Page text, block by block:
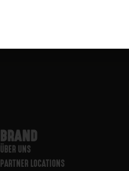
BRAND
ÜBER UNS
PARTNER LOCATIONS